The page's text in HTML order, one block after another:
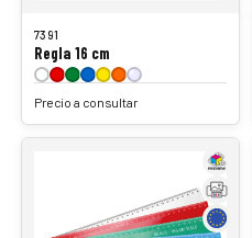
7391
Regla 16 cm
Precio a consultar